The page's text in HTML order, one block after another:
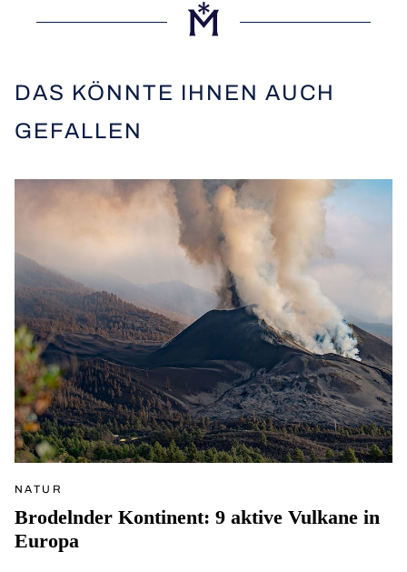
DAS KÖNNTE IHNEN AUCH
GEFALLEN
NATUR
Brodelnder Kontinent: 9 aktive Vulkane in
Europa